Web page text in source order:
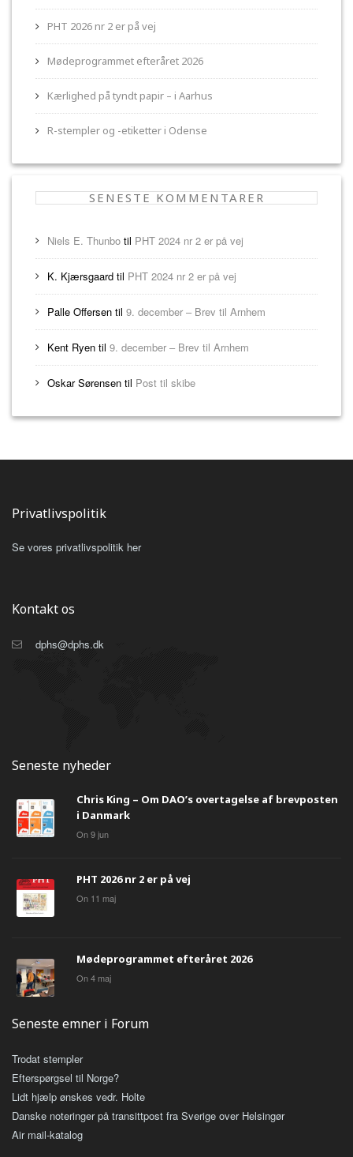
PHT 2026 nr 2 er på vej
Mødeprogrammet efteråret 2026
Kærlighed på tyndt papir – i Aarhus
R-stempler og -etiketter i Odense
SENESTE KOMMENTARER
Niels E. Thunbo til PHT 2024 nr 2 er på vej
K. Kjærsgaard til PHT 2024 nr 2 er på vej
Palle Offersen til 9. december – Brev til Arnhem
Kent Ryen til 9. december – Brev til Arnhem
Oskar Sørensen til Post til skibe
Privatlivspolitik
Se vores privatlivspolitik her
Kontakt os
dphs@dphs.dk
Seneste nyheder
Chris King – Om DAO’s overtagelse af brevposten
i Danmark
On9jun
PHT 2026 nr 2 er på vej
On 11 maj
Mødeprogrammet efteråret 2026
On4maj
Seneste emner i Forum
Trodat stempler
Efterspørgsel til Norge?
Lidt hjælp ønskes vedr. Holte
Danske noteringer på transittpost fra Sverige over Helsingør
Air mail-katalog